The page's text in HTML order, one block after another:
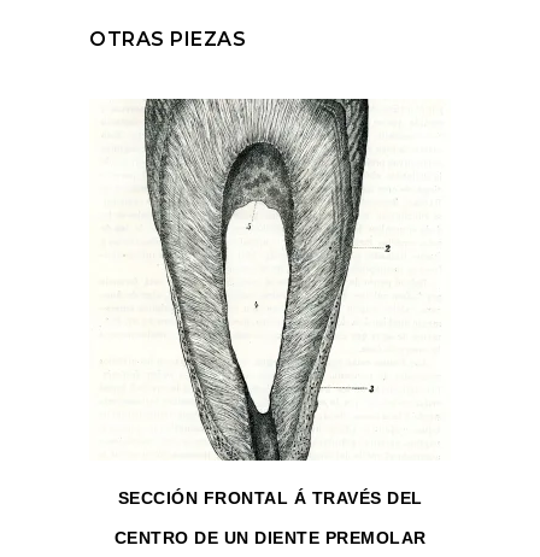
OTRAS PIEZAS
SECCIÓN FRONTAL Á TRAVÉS DEL
CENTRO DE UN DIENTE PREMOLAR